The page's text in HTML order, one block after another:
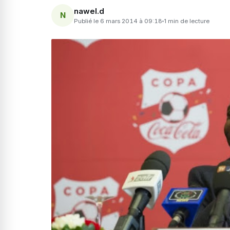
N nawel.d
Publié le 6 mars 2014 à 09:18 1 min de lecture